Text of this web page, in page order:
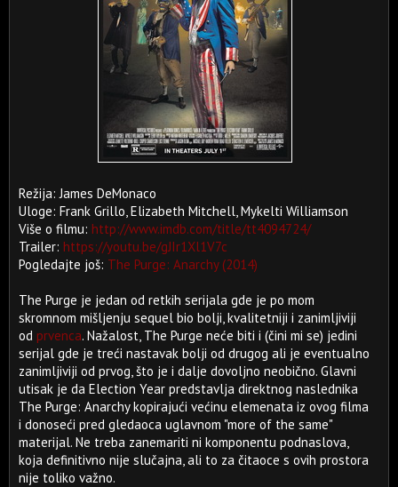
Režija: James DeMonaco
Uloge: Frank Grillo, Elizabeth Mitchell, Mykelti Williamson
Više o filmu: http://www.imdb.com/title/tt4094724/
Trailer: https://youtu.be/gJIr1Xl1V7c
Pogledajte još: The Purge: Anarchy (2014)
The Purge je jedan od retkih serijala gde je po mom
skromnom mišljenju sequel bio bolji, kvalitetniji i zanimljiviji
od prvenca. Nažalost, The Purge neće biti i (čini mi se) jedini
serijal gde je treći nastavak bolji od drugog ali je eventualno
zanimljiviji od prvog, što je i dalje dovoljno neobično. Glavni
utisak je da Election Year predstavlja direktnog naslednika
The Purge: Anarchy kopirajući većinu elemenata iz ovog filma
i donoseći pred gledaoca uglavnom "more of the same"
materijal. Ne treba zanemariti ni komponentu podnaslova,
koja definitivno nije slučajna, ali to za čitaoce s ovih prostora
nije toliko važno.